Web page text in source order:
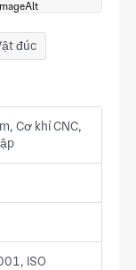
đúc
Cơ khí CNC,
ISO